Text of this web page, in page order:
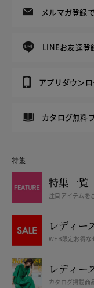
メルマガ登録
LINEお友達登
アプリダウン
カタログ無料
特集
特集一覧
注目アイテムを
レディー
WEB限定お得な
レディー
カタログ掲載商